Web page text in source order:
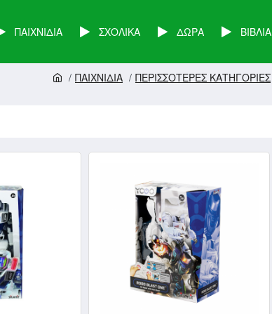
ΠΑΙΧΝΙΔΙΑ ΣΧΟΛΙΚΑ ΔΩΡΑ ΒΙΒΛΙΑ
ΠΑΙΧΝΙΔΙΑ ΠΕΡΙΣΣΟΤΕΡΕΣ ΚΑΤΗΓΟΡΙΕΣ